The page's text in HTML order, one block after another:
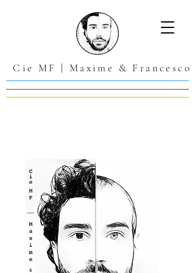
Cie MF | Maxime & Francesco